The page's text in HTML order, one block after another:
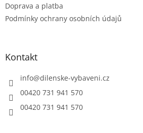
Doprava a platba
Podmínky ochrany osobních údajů
Kontakt
info@dilenske-vybaveni.cz
00420 731 941 570
00420 731 941 570